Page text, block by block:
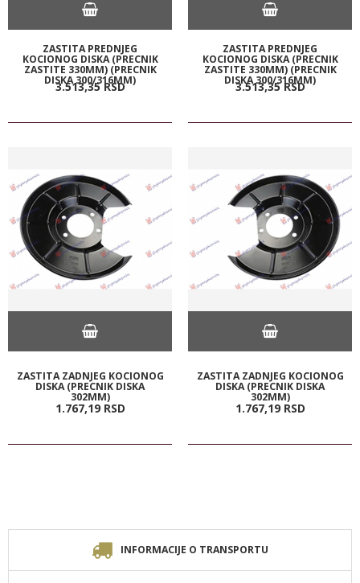
ZASTITA PREDNJEG
KOCIONOG DISKA (PRECNIK
ZASTITE 330MM) (PRECNIK
DISKA 300/316MM)
3.513,35 RSD
ZASTITA PREDNJEG
KOCIONOG DISKA (PRECNIK
ZASTITE 330MM) (PRECNIK
DISKA 300/316MM)
3.513,35 RSD
ZASTITA ZADNJEG KOCIONOG
DISKA (PRECNIK DISKA
302MM)
1.767,19 RSD
ZASTITA ZADNJEG KOCIONOG
DISKA (PRECNIK DISKA
302MM)
1.767,19 RSD
INFORMACIJE O TRANSPORTU